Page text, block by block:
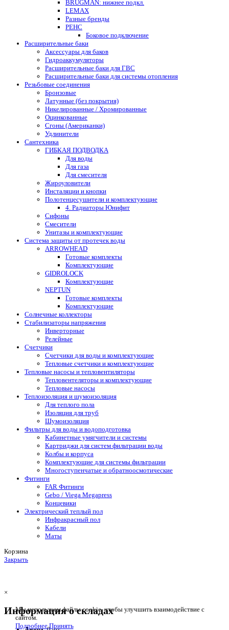
BRUGMAN: нижнее подкл.
LEMAX
Разные бренды
РЕНС
Боковое подключение
Расширительные баки
Аксессуары для баков
Гидроаккумуляторы
Расширительные баки для ГВС
Расширительные баки для системы отопления
Резьбовые соединения
Бронзовые
Латунные (без покрытия)
Никелированные / Хромированные
Оцинкованные
Сгоны (Американки)
Удлинители
Сантехника
ГИБКАЯ ПОДВОДКА
Для воды
Для газа
Для смесителя
Жироуловители
Инсталяции и кнопки
Полотенцесушители и комплектующие
4. Радиаторы Юнифит
Сифоны
Смесители
Унитазы и комплектующие
Система защиты от протечек воды
ARROWHEAD
Готовые комплекты
Комплектующие
GIDROLOCK
Комплектующие
NEPTUN
Готовые комплекты
Комплектующие
Солнечные коллекторы
Стабилизаторы напряжения
Инверторные
Релейные
Счетчики
Счетчики для воды и комплектующие
Тепловые счетчики и комплектующие
Тепловые насосы и тепловентиляторы
Тепловентеляторы и комплектующие
Тепловые насосы
Теплоизоляция и шумоизоляция
Для теплого пола
Изоляция для труб
Шумоизоляция
Фильтры для воды и водоподготовка
Кабинетные умягчители и системы
Картриджи для систем фильтрации воды
Колбы и корпуса
Комплектующие для системы фильтрации
Многоступенчатые и обратноосмотические
Фитинги
FAR Фитинги
Gebo / Viega Megapress
Концевики
Электрический теплый пол
Инфракрасный пол
Кабели
Маты
Корзина
Закрыть
Мы используем файлы cookie, чтобы улучшить взаимодействие с
сайтом.
ПодробнееПринять
×
Информация о складах